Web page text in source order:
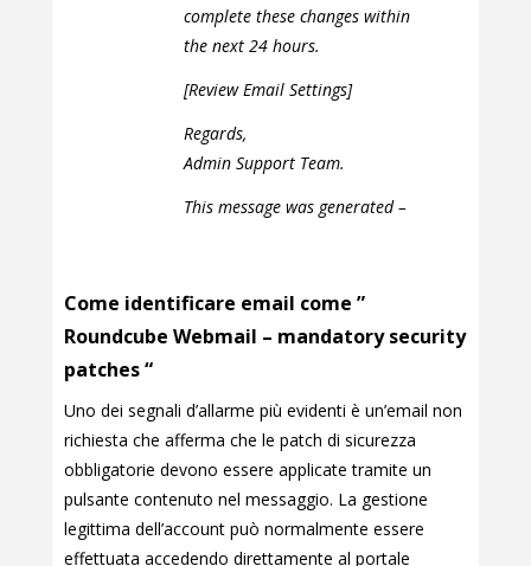
complete these changes within
the next 24 hours.
[Review Email Settings]
Regards,
Admin Support Team.
This message was generated –
Come identificare email come ”
Roundcube Webmail – mandatory security
patches “
Uno dei segnali d’allarme più evidenti è un’email non
richiesta che afferma che le patch di sicurezza
obbligatorie devono essere applicate tramite un
pulsante contenuto nel messaggio. La gestione
legittima dell’account può normalmente essere
effettuata accedendo direttamente al portale